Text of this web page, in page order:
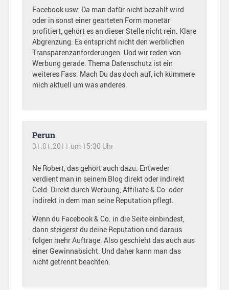
Facebook usw: Da man dafür nicht bezahlt wird
oder in sonst einer gearteten Form monetär
profitiert, gehört es an dieser Stelle nicht rein. Klare
Abgrenzung. Es entspricht nicht den werblichen
Transparenzanforderungen. Und wir reden von
Werbung gerade. Thema Datenschutz ist ein
weiteres Fass. Mach Du das doch auf, ich kümmere
mich aktuell um was anderes.
Perun
31.01.2011 um 15:30 Uhr
Ne Robert, das gehört auch dazu. Entweder
verdient man in seinem Blog direkt oder indirekt
Geld. Direkt durch Werbung, Affiliate & Co. oder
indirekt in dem man seine Reputation pflegt.
Wenn du Facebook & Co. in die Seite einbindest,
dann steigerst du deine Reputation und daraus
folgen mehr Aufträge. Also geschieht das auch aus
einer Gewinnabsicht. Und daher kann man das
nicht getrennt beachten.